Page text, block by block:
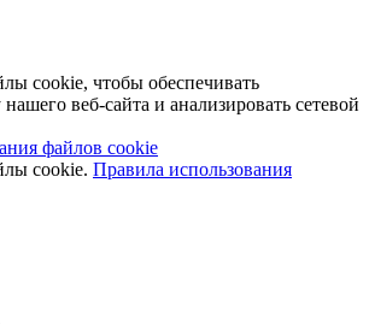
cookie, чтобы обеспечивать
веб-сайта и анализировать сетевой
файлов cookie
cookie. Правила использования